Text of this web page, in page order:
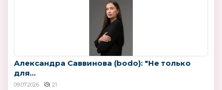
Александра Саввинова (bodo): "Не только
для...
09.07.2026 21